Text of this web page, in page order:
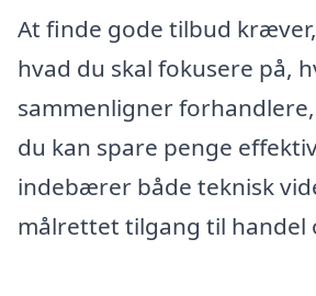
At finde gode tilbud
hvad du skal fokusere på,
sammenligner
du kan spare penge
indebærer både teknisk
målrettet tilgang til handel